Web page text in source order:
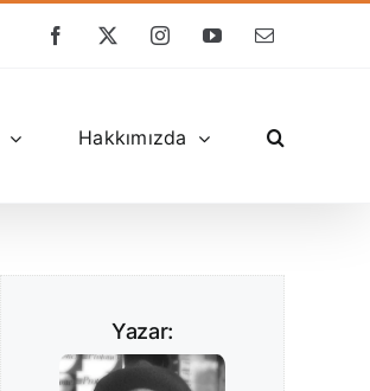
Facebook
X InstagramYouTube
E-
Hakkımızda
Yazar: